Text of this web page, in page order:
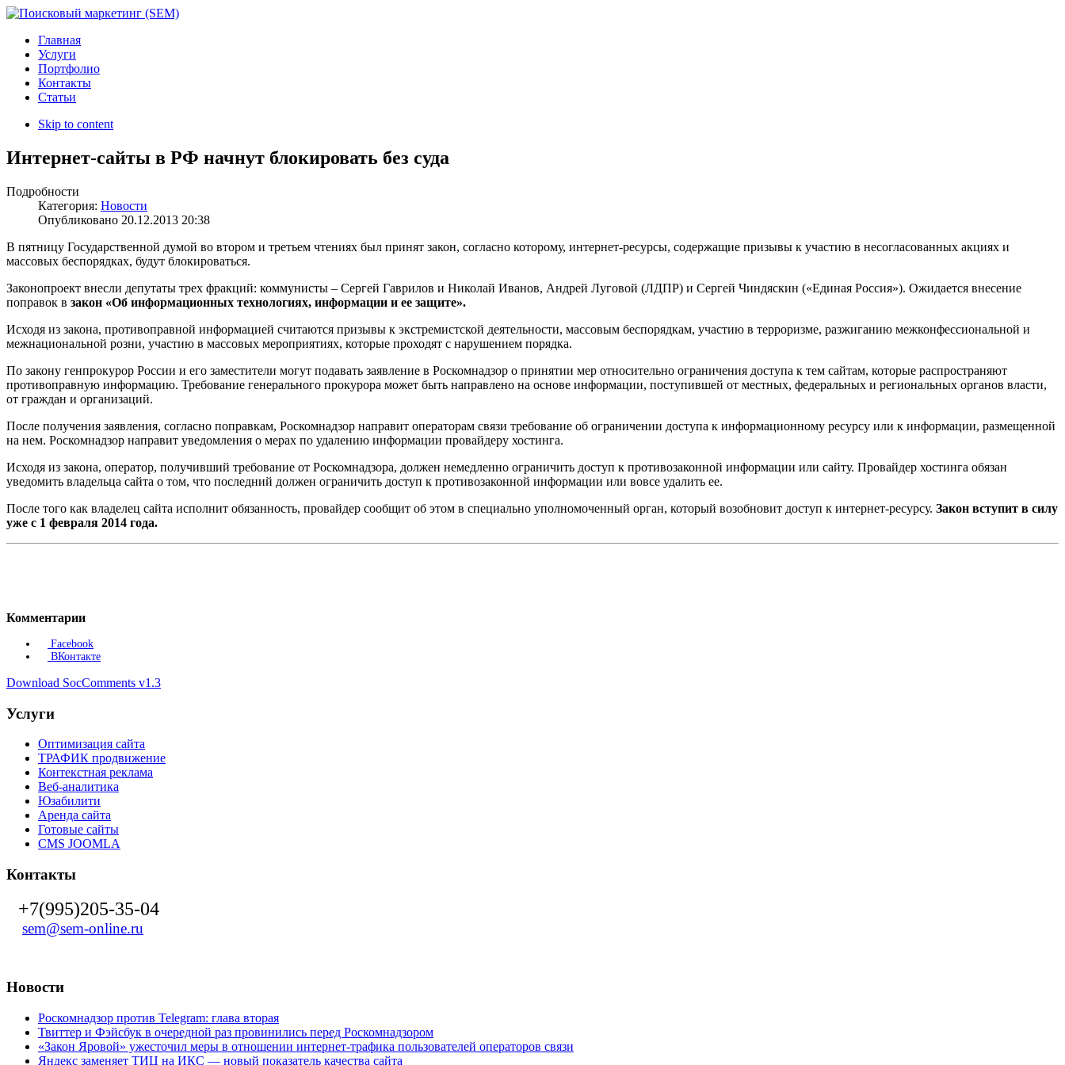
Главная
Услуги
Портфолио
Контакты
Статьи
Skip to content
Интернет-сайты в РФ начнут блокировать без суда
Подробности
Категория: Новости
Опубликовано 20.12.2013 20:38
В пятницу Государственной думой во втором и третьем чтениях был принят закон, согласно которому, интернет-ресурсы, содержащие призывы к участию в несогласованных акциях и
массовых беспорядках, будут блокироваться.
Законопроект внесли депутаты трех фракций: коммунисты – Сергей Гаврилов и Николай Иванов, Андрей Луговой (ЛДПР) и Сергей Чиндяскин («Единая Россия»). Ожидается внесение
поправок в закон «Об информационных технологиях, информации и ее защите».
Исходя из закона, противоправной информацией считаются призывы к экстремистской деятельности, массовым беспорядкам, участию в терроризме, разжиганию межконфессиональной и
межнациональной розни, участию в массовых мероприятиях, которые проходят с нарушением порядка.
По закону генпрокурор России и его заместители могут подавать заявление в Роскомнадзор о принятии мер относительно ограничения доступа к тем сайтам, которые распространяют
противоправную информацию. Требование генерального прокурора может быть направлено на основе информации, поступившей от местных, федеральных и региональных органов власти,
от граждан и организаций.
После получения заявления, согласно поправкам, Роскомнадзор направит операторам связи требование об ограничении доступа к информационному ресурсу или к информации, размещенной
на нем. Роскомнадзор направит уведомления о мерах по удалению информации провайдеру хостинга.
Исходя из закона, оператор, получивший требование от Роскомнадзора, должен немедленно ограничить доступ к противозаконной информации или сайту. Провайдер хостинга обязан
уведомить владельца сайта о том, что последний должен ограничить доступ к противозаконной информации или вовсе удалить ее.
После того как владелец сайта исполнит обязанность, провайдер сообщит об этом в специально уполномоченный орган, который возобновит доступ к интернет-ресурсу. Закон вступит в силу
уже с 1 февраля 2014 года.
Комментарии
Facebook
ВКонтакте
Download SocComments v1.3
Услуги
Оптимизация сайта
ТРАФИК продвижение
Контекстная реклама
Веб-аналитика
Юзабилити
Аренда сайта
Готовые сайты
CMS JOOMLA
Контакты
+7(995)205-35-04
sem@sem-online.ru
Новости
Роскомнадзор против Telegram: глава вторая
Твиттер и Фэйсбук в очередной раз провинились перед Роскомнадзором
«Закон Яровой» ужесточил меры в отношении интернет-трафика пользователей операторов связи
Яндекс заменяет ТИЦ на ИКС — новый показатель качества сайта